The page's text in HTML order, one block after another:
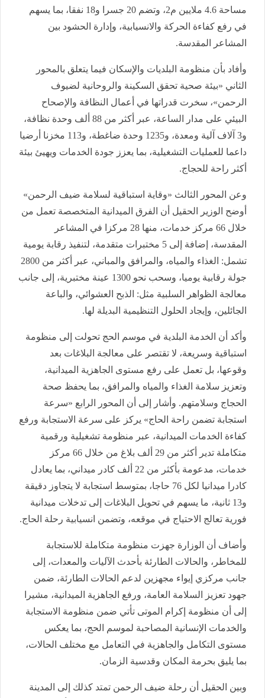
مساحة 4.6 ملايين م2، وتضم 20 جسرا و18 نفقا، بما يسهم
في رفع كفاءة الحركة والانسيابية، وإدارة الحشود بين
المشاعر المقدسة.
وأفاد بأن منظومة البلديات والإسكان فيما يتعلق بالمحور
الثاني «بيئة صحية تحقق السكينة والروحانية لضيوف
الرحمن»، سخرت قدراتها في أعمال النظافة والإصحاح
البيئي على مدار الساعة، عبر أكثر من 88 ألف وحدة نظافة،
و3 آلاف آلية ومعدة، و1235 وحدة ضاغطة، و113 مخزنا أرضيا
داعما للعمليات التشغيلية، بما يعزز جودة الخدمات ويهيئ بيئة
أكثر راحة للحجاج.
وعن المحور الثالث «وقاية استباقية لسلامة ضيف الرحمن»
أوضح الوزير الحقيل أن الفرق الميدانية المتخصصة تعمل من
خلال 66 مركز خدمات، منها 28 مركزا في المشاعر
المقدسة، إضافة إلى 5 مختبرات متقدمة، لتنفيذ رقابة يومية
تشمل: الغذاء والمياه، والمرافق والمباني، عبر أكثر من 2800
جولة رقابية يوميا، وسحب نحو 1300 عينة مختبرية، إلى جانب
معالجة الظواهر السلبية مثل: الذبح العشوائي، والباعة
الجائلين، وإيجاد الحلول التنظيمية البديلة لها.
وأكد أن الخدمة البلدية في موسم الحج تحولت إلى منظومة
استباقية وسريعة، لا تقتصر على معالجة البلاغات بعد
وقوعها، بل تعمل على رفع مستوى الجاهزية الميدانية،
وتعزيز سلامة الغذاء والمياه والمرافق، بما يحفظ صحة
الحجاج وسلامتهم. وأشار إلى أن المحور الرابع «سرعة
استجابة تضمن راحة الحاج» يركز على سرعة الاستجابة ورفع
كفاءة الخدمات الميدانية، عبر منظومة تشغيلية ورقمية
متكاملة تدير أكثر من 29 ألف بلاغ من خلال 66 مركز
خدمات، مدعومة بأكثر من 22 ألف كادر ميداني، بما يعادل
كادرا ميدانيا لكل 76 حاجا، بمتوسط استجابة لا يتجاوز دقيقة
و13 ثانية، ما يسهم في تحويل البلاغات إلى تدخلات ميدانية
فورية تعالج الاحتياج في موقعه، وتضمن انسيابية رحلة الحاج.
وأضاف أن الوزارة جهزت منظومة متكاملة للاستجابة
للمخاطر، والحالات الطارئة بأحدث الآليات والمعدات، إلى
جانب مركزي إيواء مجهزين لدعم الحالات الطارئة، ضمن
جهود تعزيز السلامة العامة، ورفع الجاهزية الميدانية، مشيرا
إلى أن منظومة إكرام الموتى تأتي ضمن منظومة الاستجابة
والخدمات الإنسانية المصاحبة لموسم الحج، بما يعكس
مستوى التكامل والجاهزية في التعامل مع مختلف الحالات،
بما يليق بحرمة المكان وقدسية الزمان.
وبين الحقيل أن رحلة ضيف الرحمن تمتد كذلك إلى المدينة